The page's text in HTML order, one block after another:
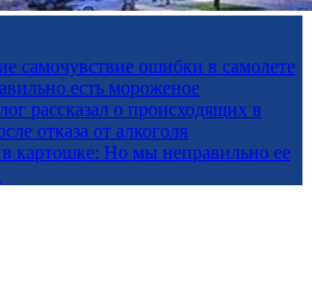
самочувствие ошибки в самолете
есть мороженое
рассказал о происходящих в
отказа от алкоголя
картошке: Но мы неправильно ее